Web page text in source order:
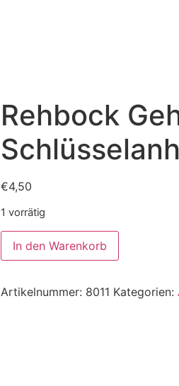
Rehbock
€4,50
1 vorrätig
In den Warenkorb
Artikelnummer: 8011 Kategorien: